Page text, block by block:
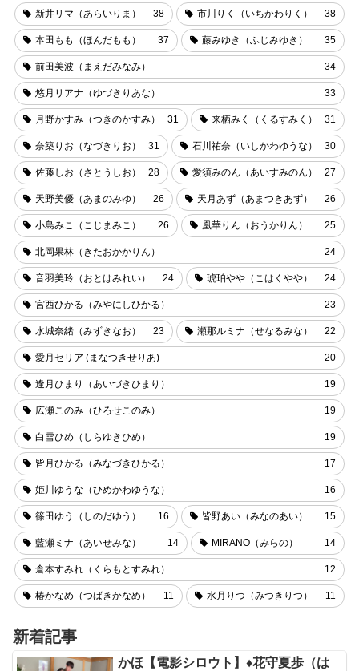
新井リマ（あらいりま） 38 市川りく（いちかわりく） 38
本田もも（ほんだもも） 37 藤みゆき（ふじみゆき） 35
前田美波（まえだみなみ） 34
悠月リアナ（ゆづきりあな） 33
月野かすみ（つきのかすみ） 31 来栖みく（くるすみく） 31
奈築りお（なづきりお） 31 石川祐奈（いしかわゆうな） 30
佐藤しお（さとうしお） 28 愛須みのん（あいすみのん） 27
天野美優（あまのみゆ） 26 天月あず（あまつきあず） 26
小島みこ（こじまみこ） 26 凰華りん（おうかりん） 25
北岡果林（きたおかかりん） 24
音羽美玲（おとはみれい） 24 琥珀やや（こはくやや） 24
宮西ひかる（みやにしひかる） 23
水城奈緒（みずきなお） 23 瀬那ルミナ（せなるみな） 22
愛月セリア (まなつきせりあ) 20
逢月ひまり（あいづきひまり） 19
広瀬このみ（ひろせこのみ） 19
白雪ひめ（しらゆきひめ） 19
皆月ひかる（みなづきひかる） 17
姫川ゆうな（ひめかわゆうな） 16
篠田ゆう（しのだゆう） 16 皆野あい（みなのあい） 15
藍瀬ミナ（あいせみな） 14 MIRANO（みらの） 14
倉本すみれ（くらもとすみれ） 12
椿かなめ（つばきかなめ） 11 水月りつ（みつきりつ） 11
新着記事
かほ【電影シロウト】♦花守夏歩（は